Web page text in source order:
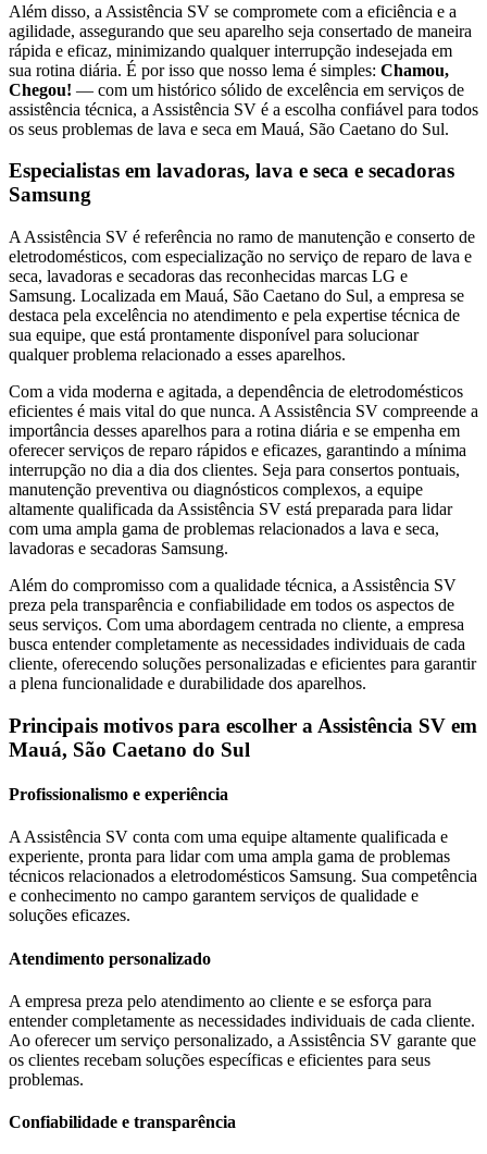
Além disso, a Assistência SV se compromete com a eficiência e a
agilidade, assegurando que seu aparelho seja consertado de maneira
rápida e eficaz, minimizando qualquer interrupção indesejada em
sua rotina diária. É por isso que nosso lema é simples: Chamou,
Chegou! — com um histórico sólido de excelência em serviços de
assistência técnica, a Assistência SV é a escolha confiável para todos
os seus problemas de lava e seca em Mauá, São Caetano do Sul.
Especialistas em lavadoras, lava e seca e secadoras
Samsung
A Assistência SV é referência no ramo de manutenção e conserto de
eletrodomésticos, com especialização no serviço de reparo de lava e
seca, lavadoras e secadoras das reconhecidas marcas LG e
Samsung. Localizada em Mauá, São Caetano do Sul, a empresa se
destaca pela excelência no atendimento e pela expertise técnica de
sua equipe, que está prontamente disponível para solucionar
qualquer problema relacionado a esses aparelhos.
Com a vida moderna e agitada, a dependência de eletrodomésticos
eficientes é mais vital do que nunca. A Assistência SV compreende a
importância desses aparelhos para a rotina diária e se empenha em
oferecer serviços de reparo rápidos e eficazes, garantindo a mínima
interrupção no dia a dia dos clientes. Seja para consertos pontuais,
manutenção preventiva ou diagnósticos complexos, a equipe
altamente qualificada da Assistência SV está preparada para lidar
com uma ampla gama de problemas relacionados a lava e seca,
lavadoras e secadoras Samsung.
Além do compromisso com a qualidade técnica, a Assistência SV
preza pela transparência e confiabilidade em todos os aspectos de
seus serviços. Com uma abordagem centrada no cliente, a empresa
busca entender completamente as necessidades individuais de cada
cliente, oferecendo soluções personalizadas e eficientes para garantir
a plena funcionalidade e durabilidade dos aparelhos.
Principais motivos para escolher a Assistência SV em
Mauá, São Caetano do Sul
Profissionalismo e experiência
A Assistência SV conta com uma equipe altamente qualificada e
experiente, pronta para lidar com uma ampla gama de problemas
técnicos relacionados a eletrodomésticos Samsung. Sua competência
e conhecimento no campo garantem serviços de qualidade e
soluções eficazes.
Atendimento personalizado
A empresa preza pelo atendimento ao cliente e se esforça para
entender completamente as necessidades individuais de cada cliente.
Ao oferecer um serviço personalizado, a Assistência SV garante que
os clientes recebam soluções específicas e eficientes para seus
problemas.
Confiabilidade e transparência